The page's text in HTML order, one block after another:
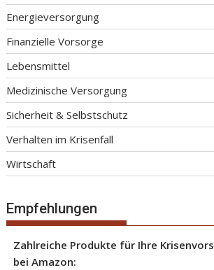
Energieversorgung
Finanzielle Vorsorge
Lebensmittel
Medizinische Versorgung
Sicherheit & Selbstschutz
Verhalten im Krisenfall
Wirtschaft
Empfehlungen
Zahlreiche Produkte für Ihre
bei Amazon: